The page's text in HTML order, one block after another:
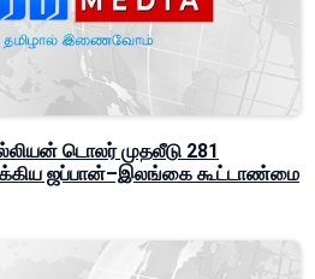
டொலர் முதலீடு 281
ஜப்பான்–இலங்கை கூட்டாண்மை